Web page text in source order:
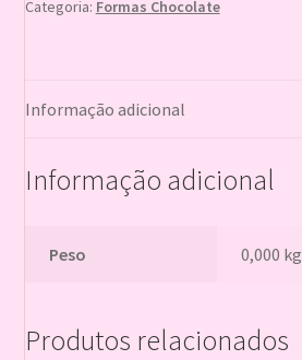
Categoria: Formas Chocolate
Informação adicional
Informação adicional
Peso 0,000 kg
Produtos relacionados